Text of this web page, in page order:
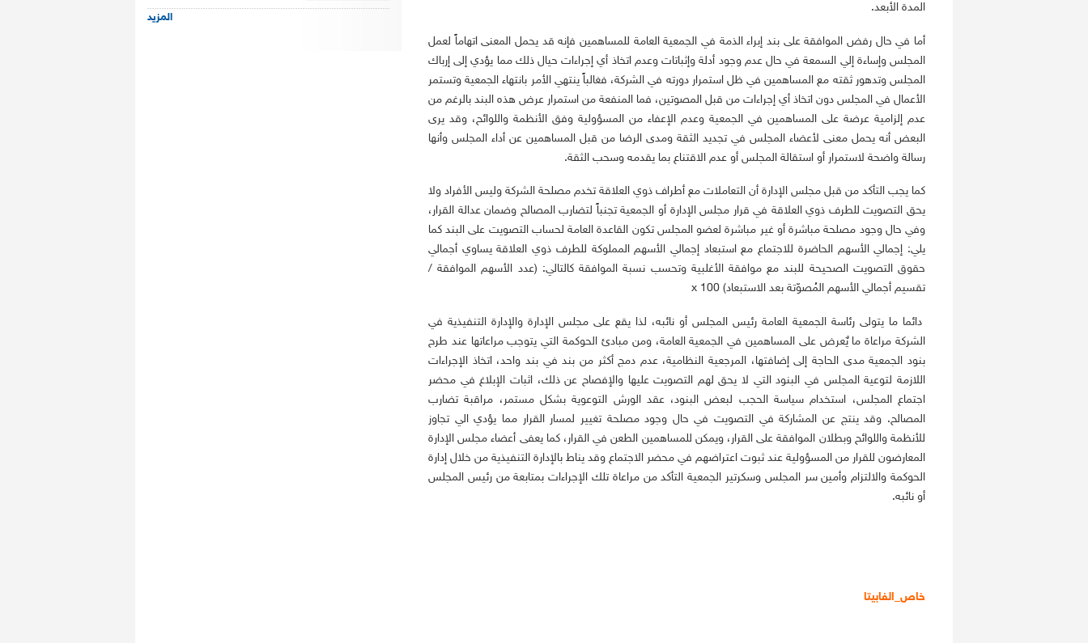
المدة الأبعد.
أما في حال رفض الموافقة على بند إبراء الذمة في الجمعية العامة للمساهمين فإنه قد يحمل المعنى اتهاماً لعمل
المجلس وإساءة إلي السمعة في حال عدم وجود أدلة وإثباتات وعدم اتخاذ أي إجراءات حيال ذلك مما يؤدي إلى إرباك
المجلس وتدهور ثقته مع المساهمين في ظل استمرار دورته في الشركة، فغالباً ينتهي الأمر بانتهاء الجمعية وتستمر
الأعمال في المجلس دون اتخاذ أي إجراءات من قبل المصوتين، فما المنفعة من استمرار عرض هذه البند بالرغم من
عدم إلزامية عرضة على المساهمين في الجمعية وعدم الإعفاء من المسؤولية وفق الأنظمة واللوائح، وقد يرى
البعض أنه يحمل معنى لأعضاء المجلس في تجديد الثقة ومدى الرضا من قبل المساهمين عن أداء المجلس وأنها
رسالة واضحة لاستمرار أو استقالة المجلس أو عدم الاقتناع بما يقدمه وسحب الثقة.
كما يجب التأكد من قبل مجلس الإدارة أن التعاملات مع أطراف ذوي العلاقة تخدم مصلحة الشركة وليس الأفراد ولا
يحق التصويت للطرف ذوي العلاقة في قرار مجلس الإدارة أو الجمعية تجنباً لتضارب المصالح وضمان عدالة القرار،
وفي حال وجود مصلحة مباشرة أو غير مباشرة لعضو المجلس تكون القاعدة العامة لحساب التصويت على البند كما
يلي: إجمالي الأسهم الحاضرة للاجتماع مع استبعاد إجمالي الأسهم المملوكة للطرف ذوي العلاقة يساوي أجمالي
حقوق التصويت الصحيحة للبند مع موافقة الأغلبية وتحسب نسبة الموافقة كالتالي: (عدد الأسهم الموافقة /
تقسيم أجمالي الأسهم المُصوّتة بعد الاستبعاد) 100 x
دائما ما يتولى رئاسة الجمعية العامة رئيس المجلس أو نائبه، لذا يقع على مجلس الإدارة والإدارة التنفيذية في
الشركة مراعاة ما يٌعرض على المساهمين في الجمعية العامة، ومن مبادئ الحوكمة التي يتوجب مراعاتها عند طرح
بنود الجمعية مدى الحاجة إلى إضافتها، المرجعية النظامية، عدم دمج أكثر من بند في بند واحد، اتخاذ الإجراءات
اللازمة لتوعية المجلس في البنود التي لا يحق لهم التصويت عليها والإفصاح عن ذلك، اثبات الإبلاغ في محضر
اجتماع المجلس، استخدام سياسة الحجب لبعض البنود، عقد الورش التوعوية بشكل مستمر، مراقبة تضارب
المصالح. وقد ينتج عن المشاركة في التصويت في حال وجود مصلحة تغيير لمسار القرار مما يؤدي الي تجاوز
للأنظمة واللوائح وبطلان الموافقة على القرار، ويمكن للمساهمين الطعن في القرار، كما يعفى أعضاء مجلس الإدارة
المعارضون للقرار من المسؤولية عند ثبوت اعتراضهم في محضر الاجتماع وقد يناط بالإدارة التنفيذية من خلال إدارة
الحوكمة والالتزام وأمين سر المجلس وسكرتير الجمعية التأكد من مراعاة تلك الإجراءات بمتابعة من رئيس المجلس
أو نائبه.
خاص_الفابيتا
المزيد